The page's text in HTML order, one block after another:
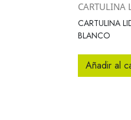
CARTULINA
CARTULINA
BLANCO
Añadir al